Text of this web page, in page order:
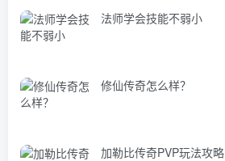
法师学会技能不弱小
修仙传奇怎么样？
加勒比传奇PVP玩法攻略